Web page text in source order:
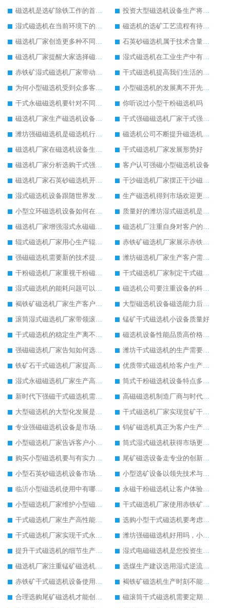
磁选机是选矿除铁工作的首选设备
投资大型磁选机设备生产将有高效益回收
湿式磁选机在当前环境下的新发展
磁选机的选矿工艺流程有待完善
磁选机厂家创造更多种不同型号的湿式磁选机
石英砂磁选机属于技术含量高的设备
磁选机厂家提醒大家选择磁选机注意设备质量
湿式磁选机在工业生产中有很重要的地位
赤铁矿湿式磁选机厂家带动赤铁矿湿式磁选机进步发展
干式磁选机提高我们生活的舒适度
为何小型磁选机受到众多客户的追捧
小型磁选机的发展离不开先进的生产技术
干式永磁磁选机要针对不同客户定制生产
你听说过小型干粉磁选机吗
磁选机厂家生产磁选机设备将有很大的发展空间
干式强磁磁选机厂家干式强磁磁选机生产中的优势
潍坊强磁磁选机是磁选机行业中优质设备
磁选机公司不断提升磁选机生产技术
磁选机厂家在磁选机设备生产上有自己的特点
干式磁选机厂家发展形势好
磁选机厂家分析选购干式强磁磁选机的方法
客户认可强磁小型磁选机设备
磁选机厂家石英砂磁选机开展除铁新技能
干沙磁选机厂家摆正干沙磁选机创新生产的态度
湿式磁选机设备跟随世界发展脚步快速发展
生产磁选机得到市场欢迎更应该重视技术
小型立环磁选机设备如何在市场中适者生存
质量好的潍坊湿式磁选机是客户生产的必选
磁选机厂家增强湿式永磁磁选机的新技术生产理念
磁选机厂注重自身对客户的售后服务
辊式磁选机厂家用心生产辊式磁选机设备
赤铁矿磁选机厂家展示赤铁矿磁选机的设备优点
强磁磁选机需要新的技术提高强磁磁选机工作效率
潍坊磁选机厂家生产客户需求量高的磁选选矿设备
干粉磁选机厂家重视干粉磁选机的设备质量
干式磁选机厂家制定干式磁选机市场发展新目标
湿式磁选机的能耗问题可以这么理解
磁选机公司要注重设备的科技技术生产
褐铁矿磁选机厂家生产客户满意的褐铁矿磁选机
大型磁选机设备磁选能力后劲十足
滚筒湿式磁选机厂家带领滚筒湿式磁选机领导示范作用
锰矿干式磁选机小设备质量好
干式磁选机的稳定生产离不开合理的保养工作
磁选机设备性能品质高价格合理客户比较喜欢
强磁磁选机厂家告知如何选购强磁磁选机设备
潍坊干式磁选机的生产需要更多创新来支持
铁矿石干式磁选机厂家提高干式磁选机的市场销售量
优质带式磁选机给客户生产带来不一样的体验
湿式永磁磁选机厂家生产高品质的湿式永磁磁选机设备
筒式干粉磁选机设备特点多更受到欢迎
新时代下强磁干式磁选机需要环保生产
高磁磁选机制造厂商与时代共同进步和发展
大型磁选机的大型化发展是必然趋势
干式磁选机厂家实现贫矿干式磁选机的专业化管理
专业强磁磁选机设备是市场的主导设备
钨矿磁选机真正为客户生产提供更多便利
小型磁选机厂家告诉客户小型磁选机生产中的优势
筒式湿式磁选机获得市场更多的关注度
购买小型磁选机要与有实力的小型磁选机生产商合作
尾矿磁选设备走专业的创新发展之路
小型石英砂磁选机设备市场知名度正在提高
小型选矿设备以领先技术与客户共同进步
临沂小型磁选机使用中有哪些设备优势
永磁干粉磁选机让客户体验到高效率生产
小型磁选机厂家维护小型磁选机注意三步骤
干式磁选机厂家使用赤铁矿干式磁选机设备优点多
干式磁选机厂家生产高性能干式磁选机设备回馈客户
选购小型干式磁选机要考虑几个方面
干式磁选机厂家实现干式永磁筒式磁选机的成功与创新有关系
潍坊强磁磁选机好用吗，小型强磁磁选机多少钱一台
提升干式磁选机的细节生产很重要
湿式电磁磁选机是您投资生产的好设备
磁选机厂家注重锰矿磁选机多样化发展
选煤生产建议选用湿式逆流磁选机
赤铁矿干式磁选机设备使用范围广
褐铁矿磁选机生产时刻不能忘记创新
合理选购尾矿磁选机才能创更高经济收益
磁滚筒干式磁选机需要定期保养